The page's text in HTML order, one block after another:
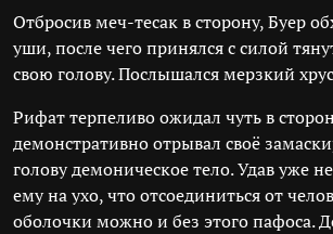
Отбросив меч-тесак в сторону, Буер
уши, после чего принялся с силой
свою голову. Послышался мерзкий
Рифат терпеливо ожидал чуть в
демонстративно отрывал своё
голову демоническое тело. Удав уже
ему на ухо, что отсоединиться от
оболочки можно и без этого пафоса.